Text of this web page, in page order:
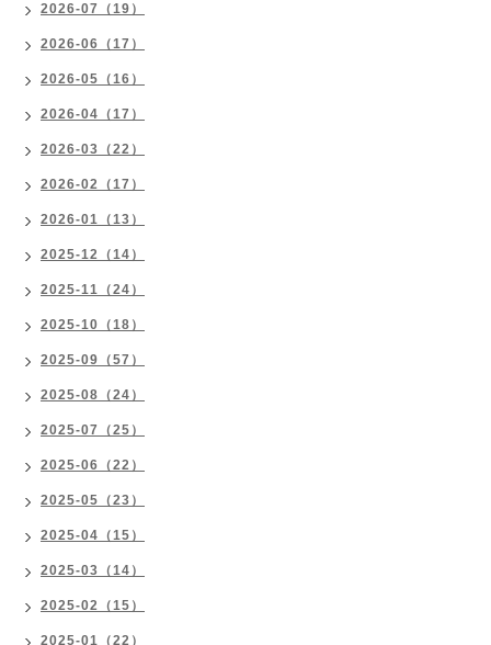
2026-07（19）
2026-06（17）
2026-05（16）
2026-04（17）
2026-03（22）
2026-02（17）
2026-01（13）
2025-12（14）
2025-11（24）
2025-10（18）
2025-09（57）
2025-08（24）
2025-07（25）
2025-06（22）
2025-05（23）
2025-04（15）
2025-03（14）
2025-02（15）
2025-01（22）